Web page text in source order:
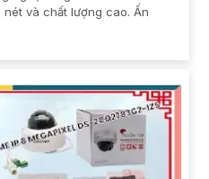
nét và chất lượng cao. Ấn